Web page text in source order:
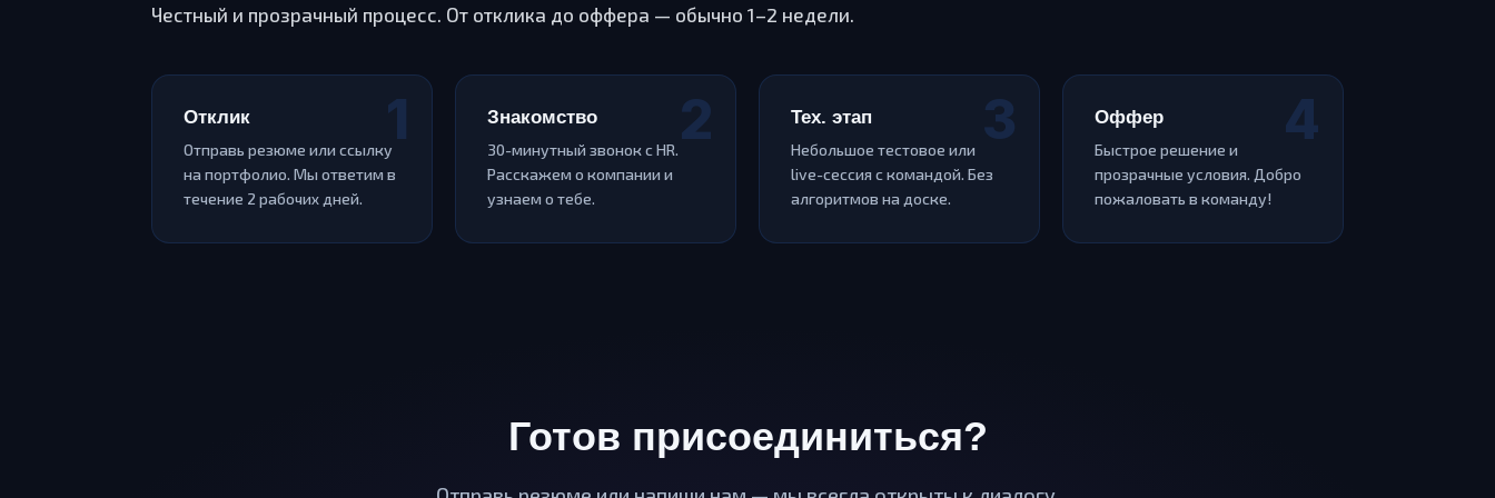
Честный и прозрачный процесс. От отклика до оффера — обычно 1–2 недели.
Отклик
Отправь резюме или ссылку
на портфолио. Мы ответим в
течение 2 рабочих дней.
Знакомство
30-минутный звонок с HR.
Расскажем о компании и
узнаем о тебе.
Тех. этап
Небольшое тестовое или
live-сессия с командой. Без
алгоритмов на доске.
Оффер
Быстрое решение и
прозрачные условия. Добро
пожаловать в команду!
Готов присоединиться?